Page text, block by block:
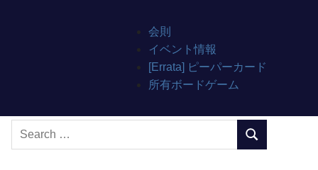
会則
イベント情報
[Errata] ピーパーカード
所有ボードゲーム
Search
SEARCH